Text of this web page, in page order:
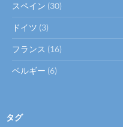
スペイン (30)
ドイツ (3)
フランス (16)
ベルギー (6)
タグ